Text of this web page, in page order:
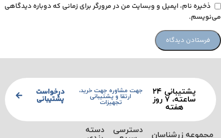
ذخیره نام، ایمیل و وبسایت من در مرورگر برای زمانی که دوباره دیدگاهی
می‌نویسم.
پشتیبانی ۲۴
ساعته، ۷ روز
هفته
جهت مشاوره جهت خرید،
ارتقا و پشتیبانی
تجهیزات
درخواست
پشتیبانی
مجموعه زرشناسان دسترسی دسته